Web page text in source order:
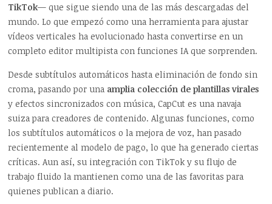
TikTok— que sigue siendo una de las más descargadas del
mundo. Lo que empezó como una herramienta para ajustar
vídeos verticales ha evolucionado hasta convertirse en un
completo editor multipista con funciones IA que sorprenden.
Desde subtítulos automáticos hasta eliminación de fondo sin
croma, pasando por una amplia colección de plantillas virales
y efectos sincronizados con música, CapCut es una navaja
suiza para creadores de contenido. Algunas funciones, como
los subtítulos automáticos o la mejora de voz, han pasado
recientemente al modelo de pago, lo que ha generado ciertas
críticas. Aun así, su integración con TikTok y su flujo de
trabajo fluido la mantienen como una de las favoritas para
quienes publican a diario.